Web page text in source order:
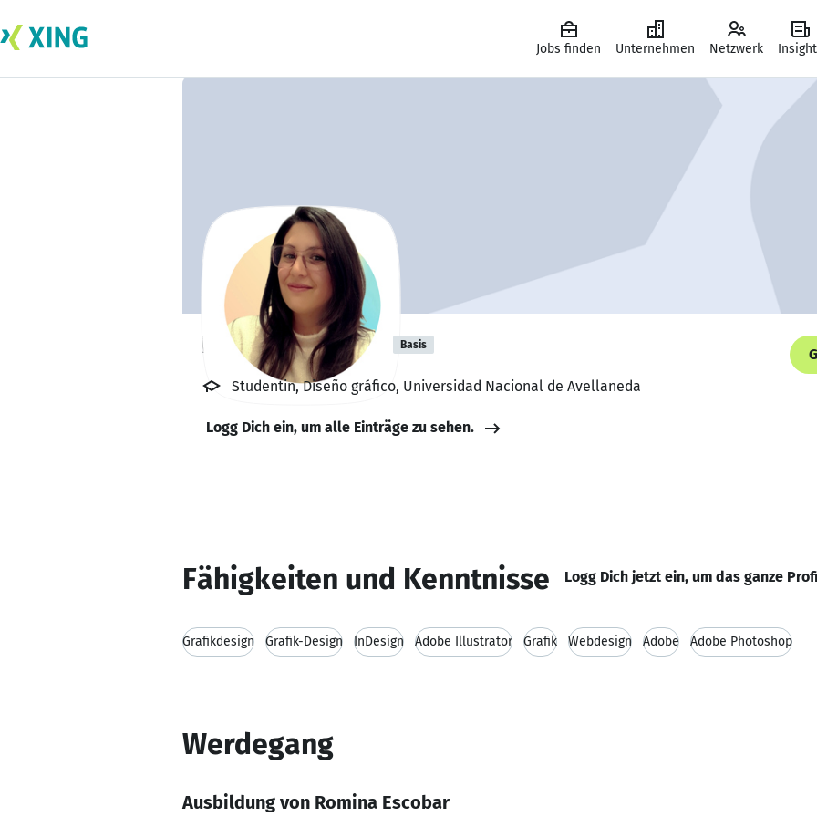
Jobs finden Unternehmen Netzwerk
Romina Escobar Basis
Studentin, Diseño gráfico, Universidad Nacional de Avellaneda
Logg Dich ein, um alle Einträge zu sehen.
Fähigkeiten und Kenntnisse Logg Dich jetzt ein, um das ganze
Grafikdesign Grafik-Design InDesign Adobe Illustrator Grafik Webdesign Adobe Adobe Photoshop
Werdegang
Ausbildung von Romina Escobar